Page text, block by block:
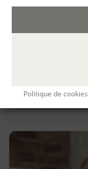
Politique de cookies